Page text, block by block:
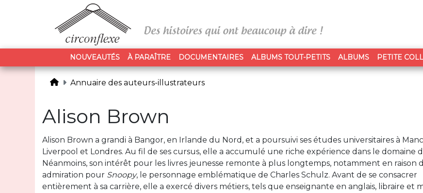
NOUVEAUTÉS À PARAÎTRE DOCUMENTAIRES ALBUMS TOUT-PETITS ALBUMS PETITE
Annuaire des auteurs-illustrateurs
Alison Brown
Alison Brown a grandi à Bangor, en Irlande du Nord, et a poursuivi ses études universitaires à
Liverpool et Londres. Au fil de ses cursus, elle a accumulé une riche expérience dans le domaine
Néanmoins, son intérêt pour les livres jeunesse remonte à plus longtemps, notamment en raison
admiration pour Snoopy, le personnage emblématique de Charles Schulz. Avant de se consacrer
entièrement à sa carrière, elle a exercé divers métiers, tels que enseignante en anglais, libraire et